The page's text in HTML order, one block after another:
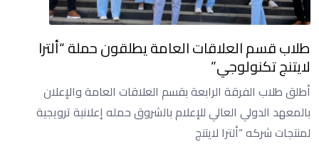
طلاب قسم العلاقات العامة يطلقون حملة “ألترا
لايتنج تكنولوجي”
أطلق طلاب الفرقة الرابعة بقسم العلاقات العامة والإعلان
بالمعهد الدولي العالي للإعلام بالشروق حمله إعلانية ترويجية
لمنتجات شركه “ألترا لايتنج